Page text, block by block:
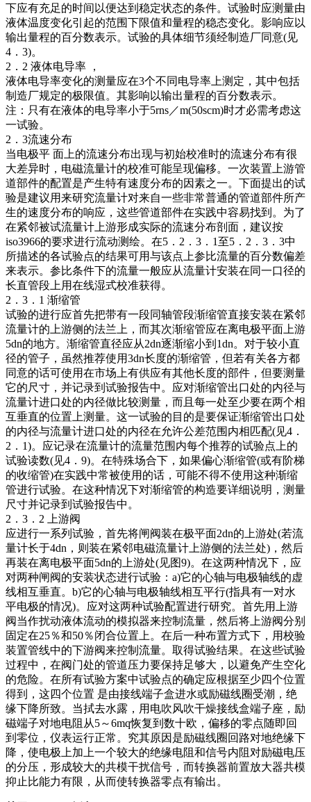
下应有充足的时间以便达到稳定状态的条件。试验时应测量由
液体温度变化引起的范围下限值和量程的稳态变化。影响应以
输出量程的百分数表示。试验的具体细节须经制造厂同意(见
4．3)。
2．2 液体电导率 ，
液体电导率变化的测量应在3个不同电导率上测定，其中包括
制造厂规定的极限值。其影响以输出量程的百分数表示。
注：只有在液体的电导率小于5rns／m(50scm)时才必需考虑这
一试验。
2．3流速分布
当电极平 面上的流速分布出现与初始校准时的流速分布有很
大差异时，电磁流量计的校准可能呈现偏移。一次装置上游管
道部件的配置是产生特有速度分布的因素之一。下面提出的试
验是建议用来研究流量计对来自一些非常普通的管道部件所产
生的速度分布的响应，这些管道部件在实践中容易找到。为了
在紧邻被试流量计上游形成实际的流速分布剖面，建议按
iso3966的要求进行流动测绘。在5．2．3．1至5．2．3．3中
所描述的各试验点的结果可用与该点上参比流量的百分数偏差
来表示。参比条件下的流量一般应从流量计安装在同一口径的
长直管段上用在线湿式校准获得。
2．3．1 渐缩管
试验的进行应首先把带有一段同轴管段渐缩管直接安装在紧邻
流量计的上游侧的法兰上，而其次渐缩管应在离电极平面上游
5dn的地方。渐缩管直径应从2dn逐渐缩小到1dn。对于较小直
径的管子，虽然推荐使用3dn长度的渐缩管，但若有关各方都
同意的话可使用在市场上有供应有其他长度的部件，但要测量
它的尺寸，并记录到试验报告中。应对渐缩管出口处的内径与
流量计进口处的内径做比较测量，而且每一处至少要在两个相
互垂直的位置上测量。这一试验的目的是要保证渐缩管出口处
的内径与流量计进口处的内径在允许公差范围内相匹配(见4．
2．1)。应记录在流量计的流量范围内每个推荐的试验点上的
试验读数(见4．9)。在特殊场合下，如果偏心渐缩管(或有阶梯
的收缩管)在实践中常被使用的话，可能不得不使用这种渐缩
管进行试验。在这种情况下对渐缩管的构造要详细说明，测量
尺寸并记录到试验报告中。
2．3．2 上游阀
应进行一系列试验，首先将闸阀装在极平面2dn的上游处(若流
量计长于4dn，则装在紧邻电磁流量计上游侧的法兰处)，然后
再装在离电极平面5dn的上游处(见图9)。在这两种情况下，应
对两种闸阀的安装状态进行试验：a)它的心轴与电极轴线的虚
线相互垂直。b)它的心轴与电极轴线相互平行(指具有一对水
平电极的情况)。应对这两种试验配置进行研究。首先用上游
阀当作扰动液体流动的模拟器来控制流量，然后将上游阀分别
固定在25％和50％闭合位置上。在后一种布置方式下，用校验
装置管线中的下游阀来控制流量。取得试验结果。在这些试验
过程中，在阀门处的管道压力要保持足够大，以避免产生空化
的危险。在所有试验方案中试验点的确定应根据至少四个位置
得到，这四个位置 是由接线端子盒进水或励磁线圈受潮，绝
缘下降所致。当拭去水露，用电吹风吹干燥接线盒端子座，励
磁端子对地电阻从5～6mq恢复到数十欧，偏移的零点随即回
到零位，仪表运行正常。究其原因是励磁线圈回路对地绝缘下
降，使电极上加上一个较大的绝缘电阻和信号内阻对励磁电压
的分压，形成较大的共模干扰信号，而转换器前置放大器共模
抑止比能力有限，从而使转换器零点有输出。